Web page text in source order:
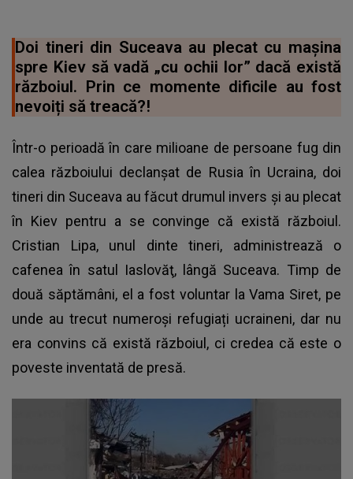
Doi tineri din Suceava au plecat cu maşina
spre Kiev să vadă „cu ochii lor” dacă există
războiul. Prin ce momente dificile au fost
nevoiți să treacă?!
Într-o perioadă în care milioane de persoane fug din
calea războiului declanșat de Rusia în Ucraina, doi
tineri din Suceava au făcut drumul invers și au plecat
în Kiev pentru a se convinge că există războiul.
Cristian Lipa, unul dinte tineri, administrează o
cafenea în satul Iaslovăţ, lângă Suceava. Timp de
două săptămâni, el a fost voluntar la Vama Siret, pe
unde au trecut numeroși refugiați ucraineni, dar nu
era convins că există războiul , ci credea că este o
poveste inventată de presă.